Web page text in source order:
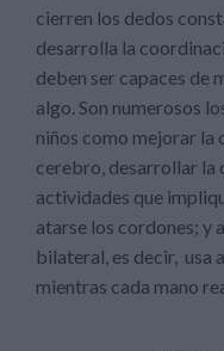
cierren los dedos
desarrolla la
deben ser capaces de
algo. Son numerosos
niños como mejorar la
cerebro, desarrollar la
actividades que
atarse los cordones; y
bilateral, es decir, usa
mientras cada mano